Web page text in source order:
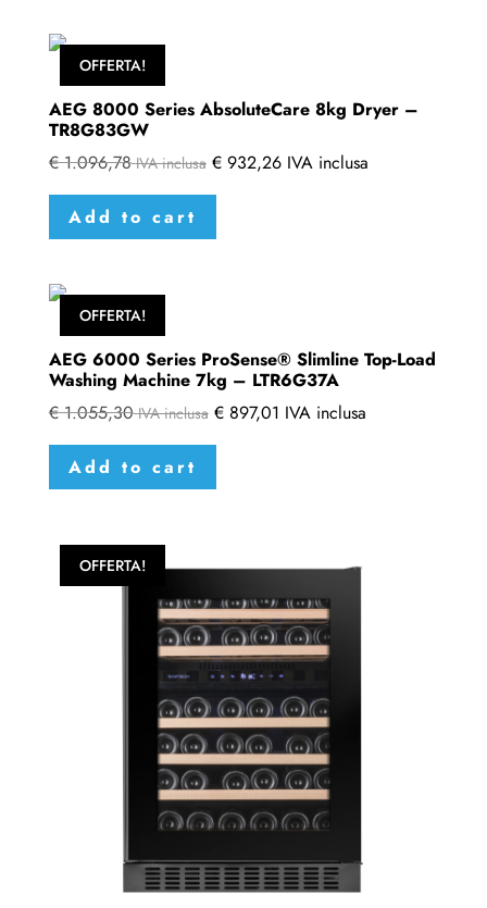
OFFERTA!
AEG 8000 Series AbsoluteCare 8kg Dryer –
TR8G83GW
€1.096,78 IVA inclusa €932,26 IVA inclusa
Add to cart
OFFERTA!
AEG 6000 Series ProSense® Slimline Top-Load
Washing Machine 7kg – LTR6G37A
€1.055,30 IVA inclusa €897,01 IVA inclusa
Add to cart
OFFERTA!